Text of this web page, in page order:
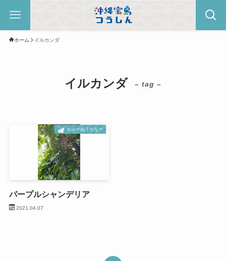
ホーム イルカンダ
イルカンダ – tag –
ちゅーぬうちなー
パープルシャンデリア
2021.04.07